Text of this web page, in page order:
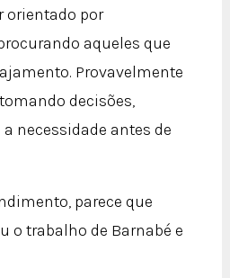
orientado por
aqueles que
Provavelmente
decisões,
necessidade antes de
parece que
o trabalho de Barnabé e